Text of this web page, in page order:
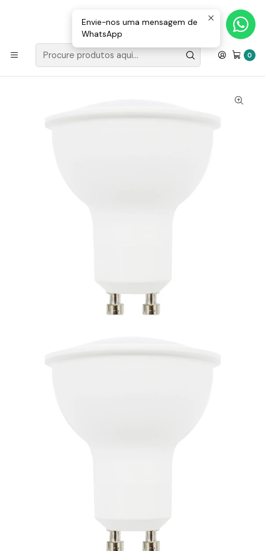
0
Loja Valongo: 220 150 143 (chamada para a rede fixa nacional) «»
E-mail: geral@movenergy.pt
Início
Lâmpada LED GU10 10W 100º 920Lm LED7
Envie-nos uma mensagem de
WhatsApp